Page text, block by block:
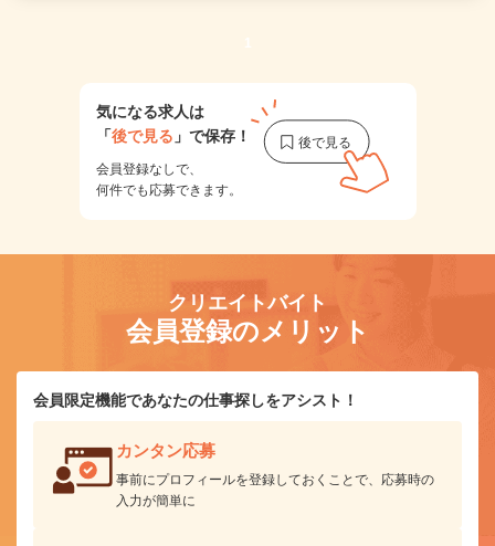
1
気になる求人は
「後で見る 」で保存！
会員登録なしで、
何件でも応募できます。
クリエイトバイト
会員登録のメリット
会員限定機能であなたの仕事探しをアシスト！
カンタン応募
事前にプロフィールを登録しておくことで、応募時の
入力が簡単に